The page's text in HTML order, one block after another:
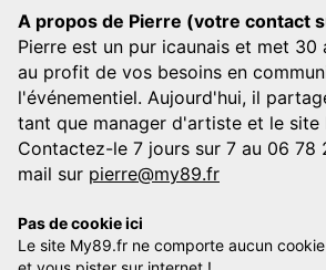
A propos de Pierre (votre contact
Pierre est un pur icaunais et met 30
au profit de vos besoins en
l'événementiel. Aujourd'hui, il
tant que manager d'artiste et le site
Contactez-le 7 jours sur 7 au 06 78
mail sur pierre@my89.fr
Pas de cookie ici
Le site My89.fr ne comporte aucun